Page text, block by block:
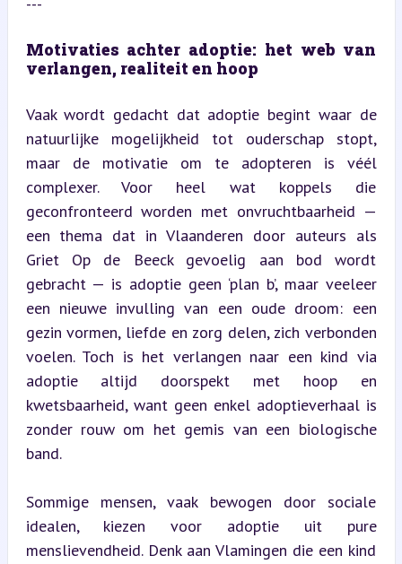
Motivaties achter adoptie: het web van
verlangen, realiteit en hoop
Vaak wordt gedacht dat adoptie begint waar de
natuurlijke mogelijkheid tot ouderschap stopt,
maar de motivatie om te adopteren is véél
complexer. Voor heel wat koppels die
geconfronteerd worden met onvruchtbaarheid —
een thema dat in Vlaanderen door auteurs als
Griet Op de Beeck gevoelig aan bod wordt
gebracht — is adoptie geen ‘plan b’, maar veeleer
een nieuwe invulling van een oude droom: een
gezin vormen, liefde en zorg delen, zich verbonden
voelen. Toch is het verlangen naar een kind via
adoptie altijd doorspekt met hoop en
kwetsbaarheid, want geen enkel adoptieverhaal is
zonder rouw om het gemis van een biologische
band.
Sommige mensen, vaak bewogen door sociale
idealen, kiezen voor adoptie uit pure
menslievendheid. Denk aan Vlamingen die een kind